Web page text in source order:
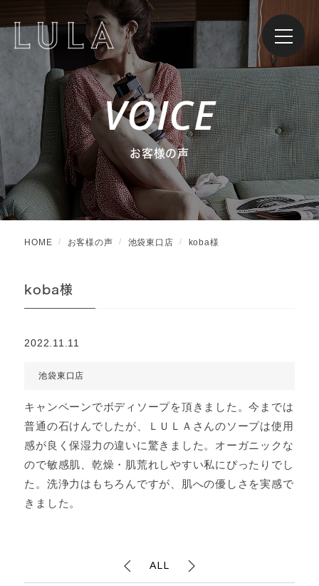
VOICE
お客様の声
HOME お客様の声 池袋東口店 koba様
koba様
2022.11.11
池袋東口店
キャンペーンでボディソープを頂きました。今までは
普通の石けんでしたが、ＬＵＬＡさんのソープは使用
感が良く保湿力の違いに驚きました。オーガニックな
ので敏感肌、乾燥・肌荒れしやすい私にぴったりでし
た。洗浄力はもちろんですが、肌への優しさを実感で
きました。
ALL